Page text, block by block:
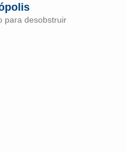
para desobstruir